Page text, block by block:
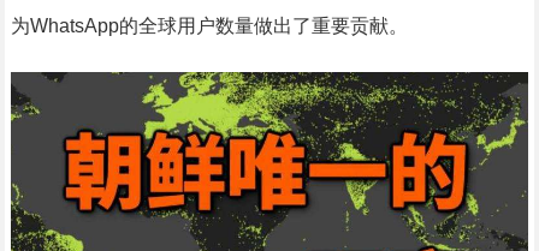
为WhatsApp的全球用户数量做出了重要贡献。